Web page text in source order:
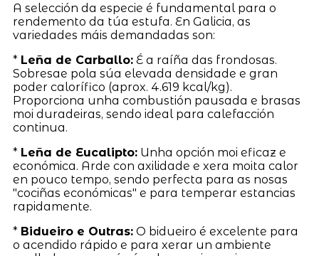
A selección da especie é fundamental para o
rendemento da túa estufa. En Galicia, as
variedades máis demandadas son:
* Leña de Carballo:É a raíña das frondosas.
Sobresae pola súa elevada densidade e gran
poder calorífico (aprox. 4.619 kcal/kg).
Proporciona unha combustión pausada e brasas
moi duradeiras, sendo ideal para calefacción
continua.
* Leña de Eucalipto:Unha opción moi eficaz e
económica. Arde con axilidade e xera moita calor
en pouco tempo, sendo perfecta para as nosas
"cociñas económicas" e para temperar estancias
rapidamente.
* Bidueiro e Outras:O bidueiro é excelente para
o acendido rápido e para xerar un ambiente